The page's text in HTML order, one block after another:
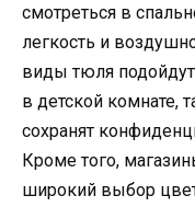
смотреться в
легкость и
виды тюля
в детской комнате,
сохранят
Кроме того,
широкий выбор